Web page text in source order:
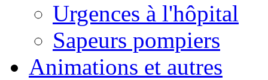
Urgences à l'hôpital
Sapeurs pompiers
Animations et autres